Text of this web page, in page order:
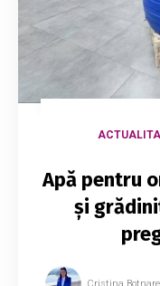
Apă pentru
și
Cristina